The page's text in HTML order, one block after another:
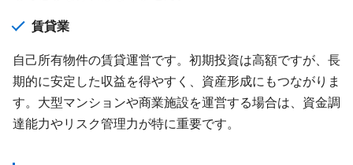
賃貸業
自己所有物件の賃貸運営です。初期投資は高額ですが、長
期的に安定した収益を得やすく、資産形成にもつながりま
す。大型マンションや商業施設を運営する場合は、資金調
達能力やリスク管理力が特に重要です。